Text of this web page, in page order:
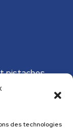
des technologies
pistaches